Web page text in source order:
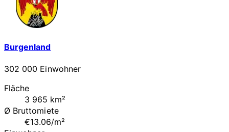
Burgenland
302 000 Einwohner
Fläche
3 965 km²
Ø Bruttomiete
€13.06/m²